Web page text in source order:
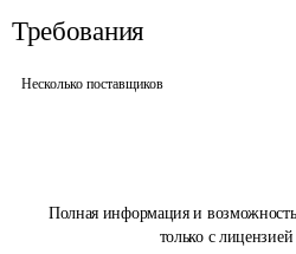
Полная информация и
только с
Требования
Несколько поставщиков